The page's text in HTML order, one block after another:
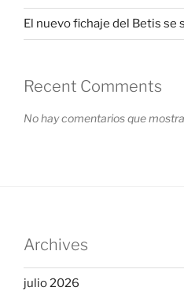
El nuevo fichaje del Betis se
Recent Comments
No hay comentarios que
Archives
julio 2026